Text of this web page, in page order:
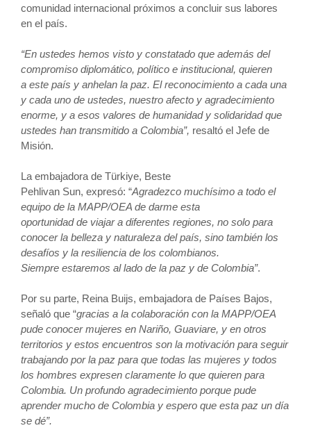
comunidad internacional próximos a concluir sus labores
en el país.
“En ustedes hemos visto y constatado que además del
compromiso diplomático, político e institucional, quieren
a este país y anhelan la paz. El reconocimiento a cada una
y cada uno de ustedes, nuestro afecto y agradecimiento
enorme, y a esos valores de humanidad y solidaridad que
ustedes han transmitido a Colombia”, resaltó el Jefe de
Misión.
La embajadora de Türkiye, Beste
Pehlivan Sun, expresó: “Agradezco muchísimo a todo el
equipo de la MAPP/OEA de darme esta
oportunidad de viajar a diferentes regiones, no solo para
conocer la belleza y naturaleza del país, sino también los
desafíos y la resiliencia de los colombianos.
Siempre estaremos al lado de la paz y de Colombia”.
Por su parte, Reina Buijs, embajadora de Países Bajos,
señaló que “gracias a la colaboración con la MAPP/OEA
pude conocer mujeres en Nariño, Guaviare, y en otros
territorios y estos encuentros son la motivación para seguir
trabajando por la paz para que todas las mujeres y todos
los hombres expresen claramente lo que quieren para
Colombia. Un profundo agradecimiento porque pude
aprender mucho de Colombia y espero que esta paz un día
se dé”.